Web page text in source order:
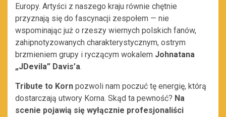
Europy. Artyści z naszego kraju równie chętnie
przyznają się do fascynacji zespołem — nie
wspominając już o rzeszy wiernych polskich fanów,
zahipnotyzowanych charakterystycznym, ostrym
brzmieniem grupy i ryczącym wokalem Johnatana
„JDevila” Davis’a.
Tribute to Korn pozwoli nam poczuć tę energię, którą
dostarczają utwory Korna. Skąd ta pewność? Na
scenie pojawią się wyłącznie profesjonaliści